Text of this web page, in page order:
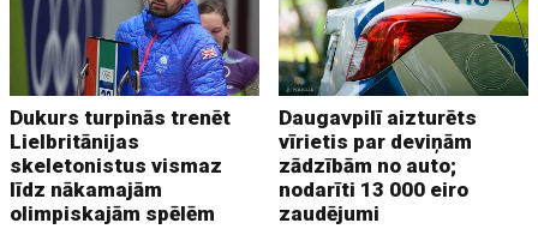
Dukurs turpinās trenēt
Lielbritānijas
skeletonistus vismaz
līdz nākamajām
olimpiskajām spēlēm
Daugavpilī aizturēts
vīrietis par deviņām
zādzībām no auto;
nodarīti 13 000 eiro
zaudējumi